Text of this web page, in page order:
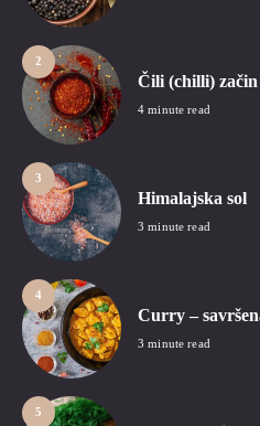
2
Čili (chilli) začin
4 minute read
3
Himalajska sol
3 minute read
4
Curry –
3 minute read
5